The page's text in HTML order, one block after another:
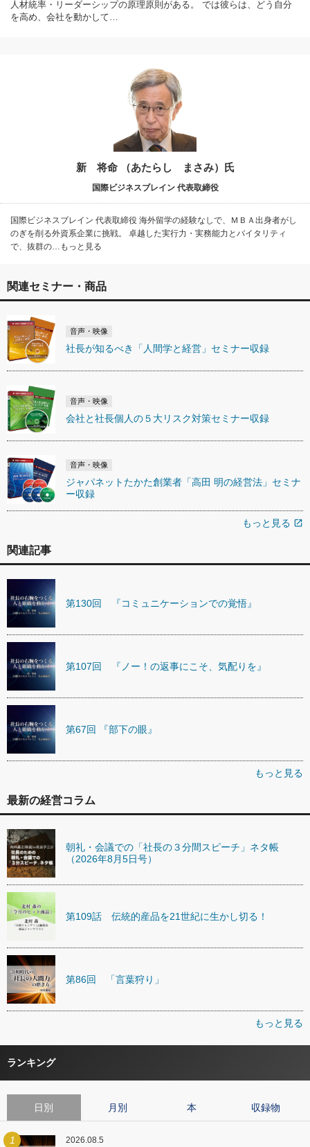
人材統率・リーダーシップの原理原則がある。 では彼らは、どう自分
を高め、会社を動かして…
新 将命 （あたらし まさみ）氏
国際ビジネスブレイン 代表取締役
国際ビジネスブレイン 代表取締役 海外留学の経験なしで、ＭＢＡ出身者がし
のぎを削る外資系企業に挑戦。 卓越した実行力・実務能力とバイタリティ
で、抜群の…もっと見る
関連セミナー・商品
音声・映像
社長が知るべき「人間学と経営」セミナー収録
音声・映像
会社と社長個人の５大リスク対策セミナー収録
音声・映像
ジャパネットたかた創業者「高田 明の経営法」セミナ
ー収録
もっと見る open_in_new
関連記事
第130回 『コミュニケーションでの覚悟』
第107回 『ノー！の返事にこそ、気配りを』
第67回 『部下の眼』
もっと見る
最新の経営コラム
朝礼・会議での「社長の３分間スピーチ」ネタ帳
（2026年8月5日号）
第109話 伝統的産品を21世紀に生かし切る！
第86回 「言葉狩り」
もっと見る
ランキング
日別 月別 本 収録物
1 2026.08.5